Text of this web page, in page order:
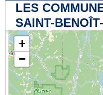
LES
SAINT-
+
−